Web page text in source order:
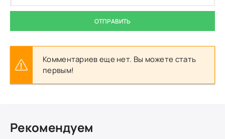
ОТПРАВИТЬ
Комментариев еще нет. Вы можете стать
первым!
Рекомендуем